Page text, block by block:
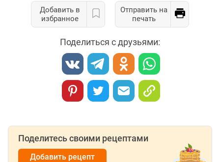
Добавить в
избранное
Отправить на
печать
Поделиться с друзьями:
Поделитесь своими рецептами
Добавить рецепт